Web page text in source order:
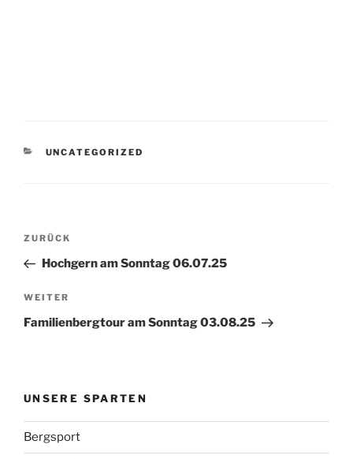
KATEGORIEN
UNCATEGORIZED
Beitragsnavigation
Vorheriger
Beitrag
ZURÜCK
Hochgern am Sonntag 06.07.25
Nächster
Beitrag
WEITER
Familienbergtour am Sonntag 03.08.25
UNSERE SPARTEN
Bergsport